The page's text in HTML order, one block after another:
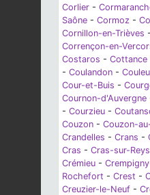
Corlier -
Saône - Cormoz -
Cornillon-en-Trièves -
Corrençon-en-
Costaros - Cottance
- Coulandon -
Cour-et-Buis -
Cournon-d'Auvergne
- Courzieu -
Couzon - Couzon-
Crandelles - Crans -
Cras - Cras-sur-
Crémieu -
Rochefort - Crest -
Creuzier-le-Neuf -